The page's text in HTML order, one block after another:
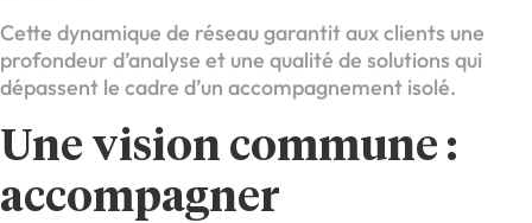
Cette dynamique de réseau garantit aux clients une
profondeur d’analyse et une qualité de solutions qui
dépassent le cadre d’un accompagnement isolé.
Une vision commune :
accompagner